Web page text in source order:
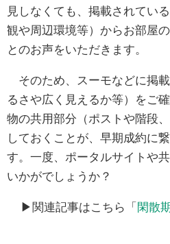
見しなくても、掲載されてい
観や周辺環境等）からお部屋
とのお声をいただきます。
そのため、スーモなどに掲
るさや広く見えるか等）をご
物の共用部分（ポストや階段
しておくことが、早期成約に
す。一度、ポータルサイトや
いかがでしょうか？
▶関連記事はこちら「 閑散